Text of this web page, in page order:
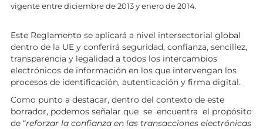
vigente entre diciembre de 2013 y enero de 2014.
Este Reglamento se aplicará a nivel intersectorial global
dentro de la UE y conferirá seguridad, confianza, sencillez,
transparencia y legalidad a todos los intercambios
electrónicos de información en los que intervengan los
procesos de identificación, autenticación y firma digital.
Como punto a destacar, dentro del contexto de este
borrador, podemos señalar que se encuentra el propósito
de “reforzar la confianza en las transacciones electrónicas